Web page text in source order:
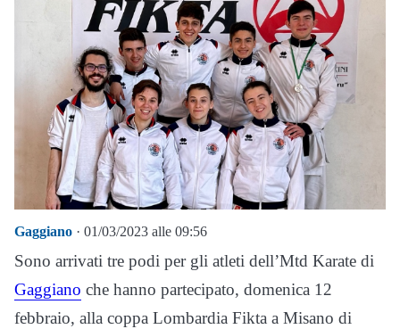
Gaggiano · 01/03/2023 alle 09:56
Sono arrivati tre podi per gli atleti dell’Mtd Karate di
Gaggiano che hanno partecipato, domenica 12
febbraio, alla coppa Lombardia Fikta a Misano di